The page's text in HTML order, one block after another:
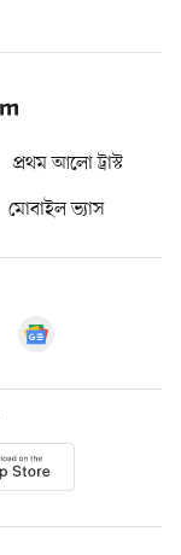
প্রথম আলো ট্রাস্ট
মোবাইল ভ্যাস